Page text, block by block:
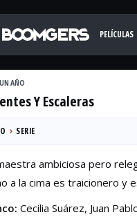
AÑO
Y Escaleras
SERIE
ambiciosa pero
a la cima es traicionero y
Cecilia Suárez, Juan